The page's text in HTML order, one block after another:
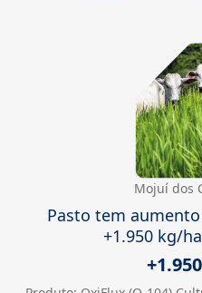
Mojuí dos
Pasto tem
+1.950 kg/